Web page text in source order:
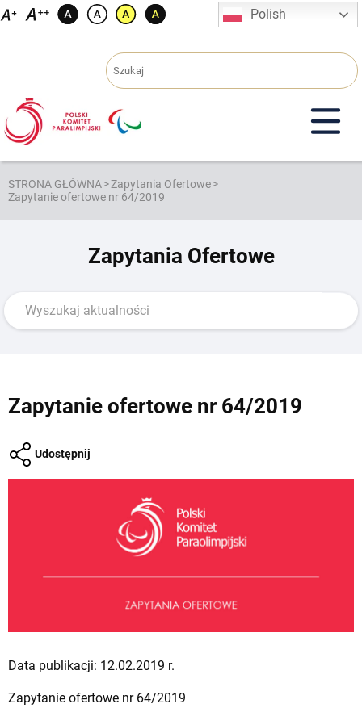
Przejdź
Polish
STRONA GŁÓWNA>Zapytania Ofertowe>
Zapytanie ofertowe nr 64/2019
Zapytania Ofertowe
Zapytanie ofertowe nr 64/2019
Udostępnij
Data publikacji: 12.02.2019 r.
Zapytanie ofertowe nr 64/2019